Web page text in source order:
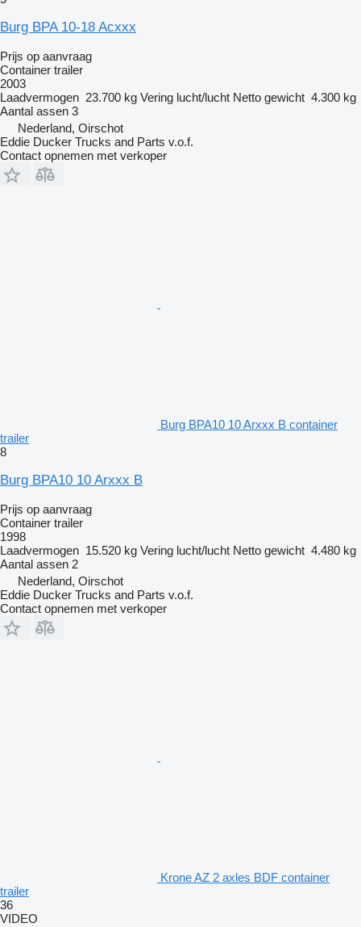
Burg BPA 10-18 Acxxx
Prijs op aanvraag
Container trailer
2003
Laadvermogen 23.700 kg Vering lucht/lucht Netto gewicht 4.300 kg
Aantal assen 3
Nederland, Oirschot
Eddie Ducker Trucks and Parts v.o.f.
Contact opnemen met verkoper
Burg BPA10 10 Arxxx B container
trailer
8
Burg BPA10 10 Arxxx B
Prijs op aanvraag
Container trailer
1998
Laadvermogen 15.520 kg Vering lucht/lucht Netto gewicht 4.480 kg
Aantal assen 2
Nederland, Oirschot
Eddie Ducker Trucks and Parts v.o.f.
Contact opnemen met verkoper
Krone AZ 2 axles BDF container
trailer
36
VIDEO